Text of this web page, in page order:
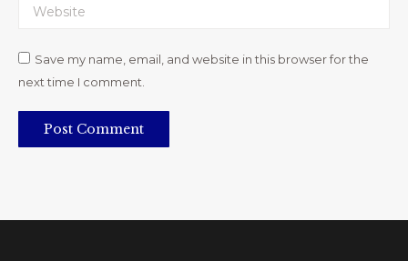
Website
Save my name, email, and website in this browser for the
next time I comment.
Post Comment